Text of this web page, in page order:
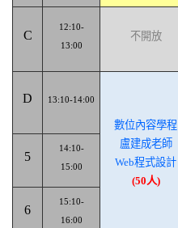
C
12:10-
13:00
不開放
D 13:10-14:00
數位內容學程
盧建成老師
Web程式設計
(50人)
5
14:10-
15:00
6
15:10-
16:00